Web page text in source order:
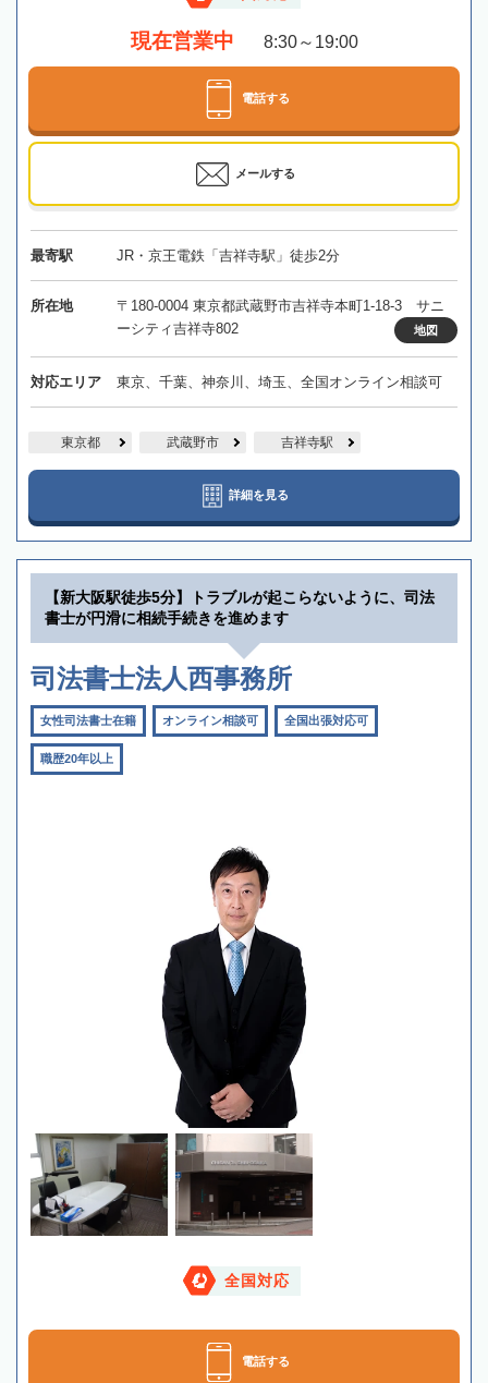
現在営業中 8:30～19:00
電話する
メールする
最寄駅 JR・京王電鉄「吉祥寺駅」徒歩2分
所在地
〒180-0004 東京都武蔵野市吉祥寺本町1-18-3 サニ
ーシティ吉祥寺802
地図
対応エリア 東京、千葉、神奈川、埼玉、全国オンライン相談可
東京都 武蔵野市 吉祥寺駅
詳細を見る
【新大阪駅徒歩5分】トラブルが起こらないように、司法
書士が円滑に相続手続きを進めます
司法書士法人西事務所
女性司法書士在籍 オンライン相談可 全国出張対応可
職歴20年以上
全国対応
電話する